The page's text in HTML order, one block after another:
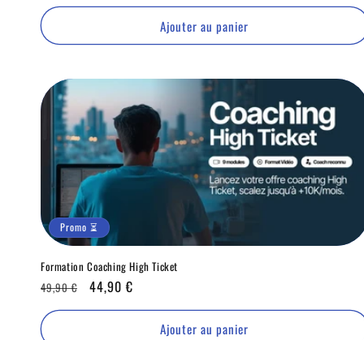
Ajouter au panier
Promo ⏳
Formation Coaching High Ticket
Prix
habituel
49,90 €
Promo
⏳
44,90 €
Ajouter au panier